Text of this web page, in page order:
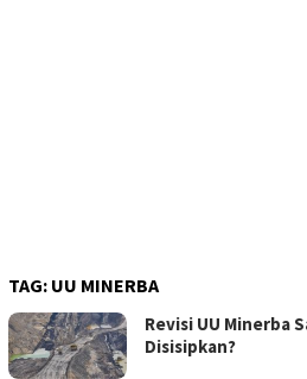
TAG: UU MINERBA
Revisi UU Minerba
Disisipkan?